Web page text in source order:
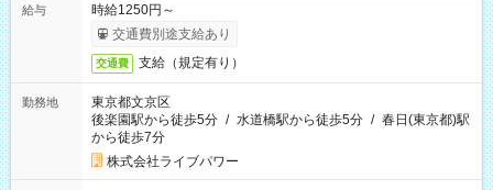
給与
時給1250円～
交通費別途支給あり
交通費 支給（規定有り）
勤務地
東京都文京区
後楽園駅から徒歩5分 / 水道橋駅から徒歩5分 / 春日(東京都)駅
から徒歩7分
株式会社ライブパワー